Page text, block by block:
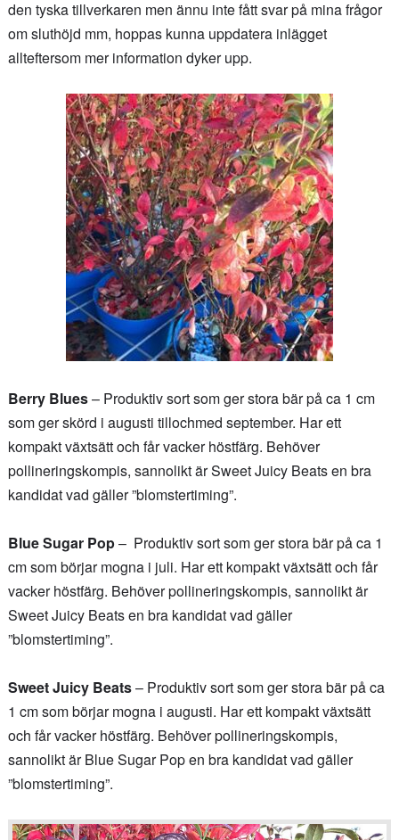
den tyska tillverkaren men ännu inte fått svar på mina frågor
om sluthöjd mm, hoppas kunna uppdatera inlägget
allteftersom mer information dyker upp.
Berry Blues– Produktiv sort som ger stora bär på ca 1 cm
som ger skörd i augusti tillochmed september. Har ett
kompakt växtsätt och får vacker höstfärg. Behöver
pollineringskompis, sannolikt är Sweet Juicy Beats en bra
kandidat vad gäller ”blomstertiming”.
Blue Sugar Pop– Produktiv sort som ger stora bär på ca 1
cm som börjar mogna i juli. Har ett kompakt växtsätt och får
vacker höstfärg. Behöver pollineringskompis, sannolikt är
Sweet Juicy Beats en bra kandidat vad gäller
”blomstertiming”.
Sweet Juicy Beats– Produktiv sort som ger stora bär på ca
1 cm som börjar mogna i augusti. Har ett kompakt växtsätt
och får vacker höstfärg. Behöver pollineringskompis,
sannolikt är Blue Sugar Pop en bra kandidat vad gäller
”blomstertiming”.